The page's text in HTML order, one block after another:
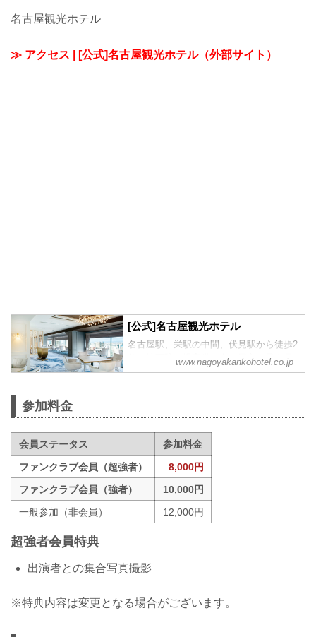
名古屋観光ホテル
≫ アクセス | [公式]名古屋観光ホテル（外部サイト）
[公式]名古屋観光ホテル
名古屋駅、栄駅の中間、伏見駅から徒歩2
分。地下駐車場完備。名古屋市で最も長
い歴史と伝統が創りあげる、くつろぎに
www.nagoyakankohotel.co.jp
参加料金
会員ステータス
参加料金
ファンクラブ会員（超強者）
8,000円
ファンクラブ会員（強者）
10,000円
一般参加（非会員）
12,000円
超強者会員特典
出演者との集合写真撮影
※特典内容は変更となる場合がございます。